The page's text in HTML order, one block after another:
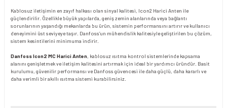
Kablosuz iletişimin en zayıf halkası olan sinyal kalitesi, Icon2 Harici Anten ile
güçlendirilir. Özellikle büyük yapılarda, geniş zemin alanlarında veya bağlantı
sorunlarının yaşandığı mekanlarda bu ürün, sistemin performansını artırır ve kullanıcı
deneyimini üst seviyeye taşır. Danfoss’un mühendislik kalitesiyle geliştirilen bu çözüm,
sistem kesintilerini minimuma indirir.
Danfoss Icon2 MC Harici Anten, kablosuz ısıtma kontrol sistemlerinde kapsama
alanını genişletmek ve iletişim kalitesini artırmak için ideal bir yardımcı üründür. Basit
kurulumu, güvenilir performansı ve Danfoss güvencesi ile daha güçlü, daha kararlı ve
daha verimli bir akıllı ısıtma sistemi kurabilirsiniz.